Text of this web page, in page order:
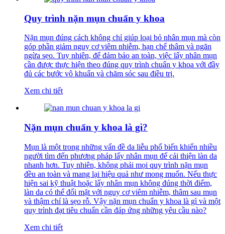
Quy trình nặn mụn chuẩn y khoa
Nặn mụn đúng cách không chỉ giúp loại bỏ nhân mụn mà còn
góp phần giảm nguy cơ viêm nhiễm, hạn chế thâm và ngăn
ngừa sẹo. Tuy nhiên, để đảm bảo an toàn, việc lấy nhân mụn
cần được thực hiện theo đúng quy trình chuẩn y khoa với đầy
đủ các bước vô khuẩn và chăm sóc sau điều trị.
Xem chi tiết
Nặn mụn chuẩn y khoa là gì?
Mụn là một trong những vấn đề da liễu phổ biến khiến nhiều
người tìm đến phương pháp lấy nhân mụn để cải thiện làn da
nhanh hơn. Tuy nhiên, không phải mọi quy trình nặn mụn
đều an toàn và mang lại hiệu quả như mong muốn. Nếu thực
hiện sai kỹ thuật hoặc lấy nhân mụn không đúng thời điểm,
làn da có thể đối mặt với nguy cơ viêm nhiễm, thâm sau mụn
và thậm chí là sẹo rỗ. Vậy nặn mụn chuẩn y khoa là gì và một
quy trình đạt tiêu chuẩn cần đáp ứng những yêu cầu nào?
Xem chi tiết